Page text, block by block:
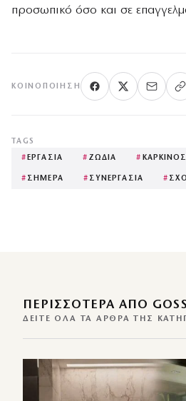
προσωπικό όσο και σε
ΚΟΙΝΟΠΟΊΗΣΗ
TAGS
# ΕΡΓΑΣΙΑ # ΖΩΔΙΑ # ΚΑΡΚΙΝΟΣ
# ΣΗΜΕΡΑ # ΣΥΝΕΡΓΑΣΙΑ #
ΠΕΡΙΣΣΌΤΕΡΑ ΑΠΌ
ΔΕΊΤΕ ΌΛΑ ΤΑ ΆΡΘΡΑ ΤΗΣ